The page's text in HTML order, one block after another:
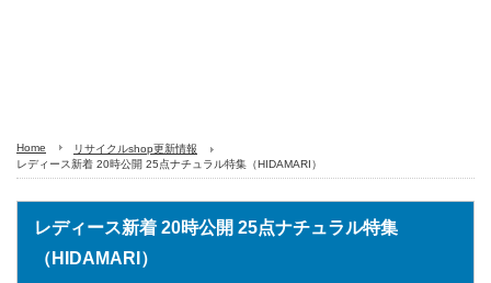
Home
リサイクルshop更新情報
レディース新着 20時公開 25点ナチュラル特集（HIDAMARI）
レディース新着 20時公開 25点ナチュラル特集
（HIDAMARI）